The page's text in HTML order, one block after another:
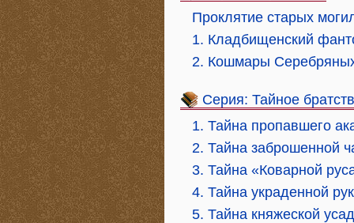
Проклятие старых
1. Кладбищенский
2. Кошмары
Серия: Тайное
1. Тайна пропавшего
2. Тайна заброшенной
3. Тайна «Коварной
4. Тайна украденной
5. Тайна княжеской